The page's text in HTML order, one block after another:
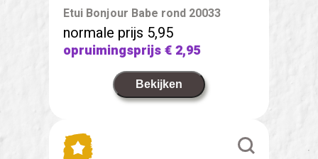
Etui Bonjour Babe rond 20033
normale prijs 5,95
opruimingsprijs€ 2,95
Bekijken